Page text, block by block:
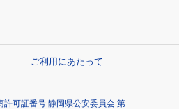
ご利用にあたって
可証番号 静岡県公安委員会 第